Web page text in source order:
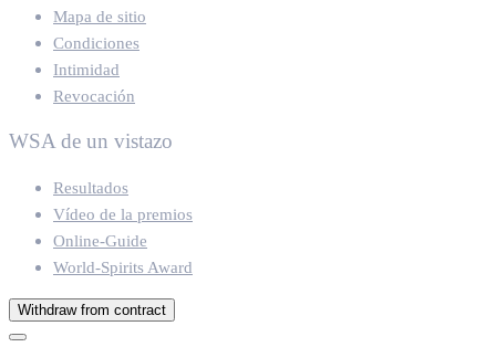
Mapa de sitio
Condiciones
Intimidad
Revocación
WSA de un vistazo
Resultados
Vídeo de la premios
Online-Guide
World-Spirits Award
Withdraw from contract